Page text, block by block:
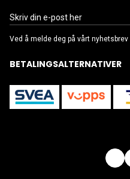
Ved å melde deg på vårt
BETALINGSALTERNATIVER